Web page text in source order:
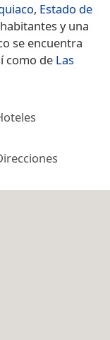
, Estado de
y una
se encuentra
como de Las